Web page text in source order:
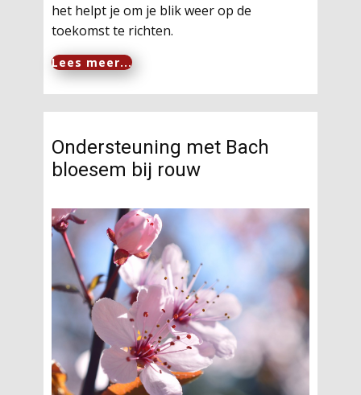
het helpt je om je blik weer op de
toekomst te richten.
Lees meer...
Ondersteuning met Bach
bloesem bij rouw